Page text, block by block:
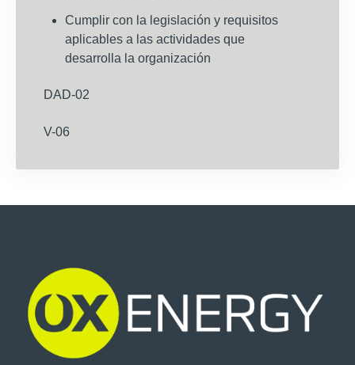
Cumplir con la legislación y requisitos
aplicables a las actividades que
desarrolla la organización
DAD-02
V-06